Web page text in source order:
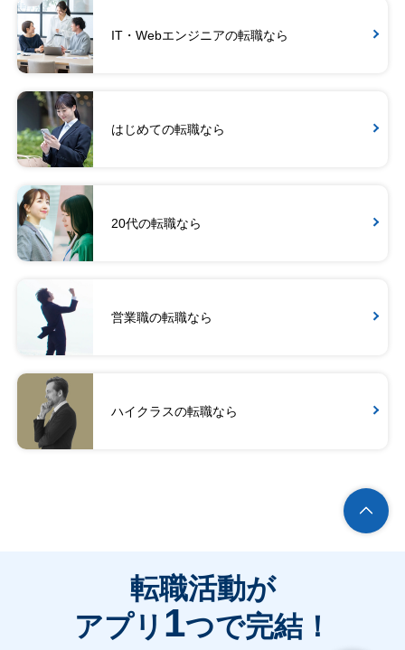
IT・Webエンジニアの転職なら
はじめての転職なら
20代の転職なら
営業職の転職なら
ハイクラスの転職なら
転職活動が
アプリ 1つで完結！